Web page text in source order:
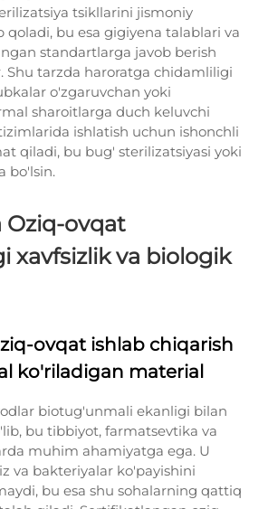
tsikllarini jismoniy
qoladi, bu esa gigiyena talablari va
standartlarga javob berish
tarzda haroratga chidamliligi
o'zgaruvchan yoki
sharoitlarga duch keluvchi
ishlatish uchun ishonchli
qiladi, bu bug' sterilizatsiyasi yoki
bo'lsin.
Oziq-ovqat
xavfsizlik va biologik
ovqat ishlab chiqarish
ko'riladigan material
biotug'unmali ekanligi bilan
bu tibbiyot, farmatsevtika va
muhim ahamiyatga ega. U
va bakteriyalar ko'payishini
bu esa shu sohalarning qattiq